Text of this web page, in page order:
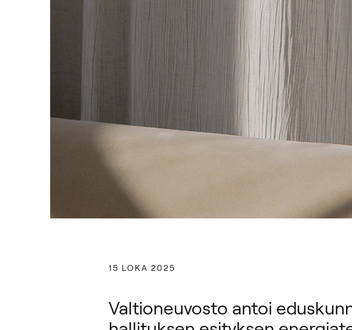
15 LOKA 2025
Valtioneuvosto antoi